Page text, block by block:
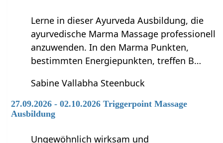
Lerne in dieser Ayurveda Ausbildung, die
ayurvedische Marma Massage professionell
anzuwenden. In den Marma Punkten,
bestimmten Energiepunkten, treffen B…
Sabine Vallabha Steenbuck
27.09.2026 - 02.10.2026 Triggerpoint Massage
Ausbildung
Ungewöhnlich wirksam und